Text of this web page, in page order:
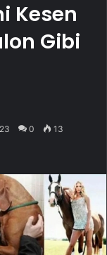
Kesen
Gibi
0 13